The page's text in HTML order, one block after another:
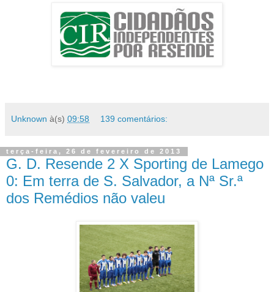
Unknown à(s) 09:58 139 comentários:
terça-feira, 26 de fevereiro de 2013
G. D. Resende 2 X Sporting de Lamego
0: Em terra de S. Salvador, a Nª Sr.ª
dos Remédios não valeu